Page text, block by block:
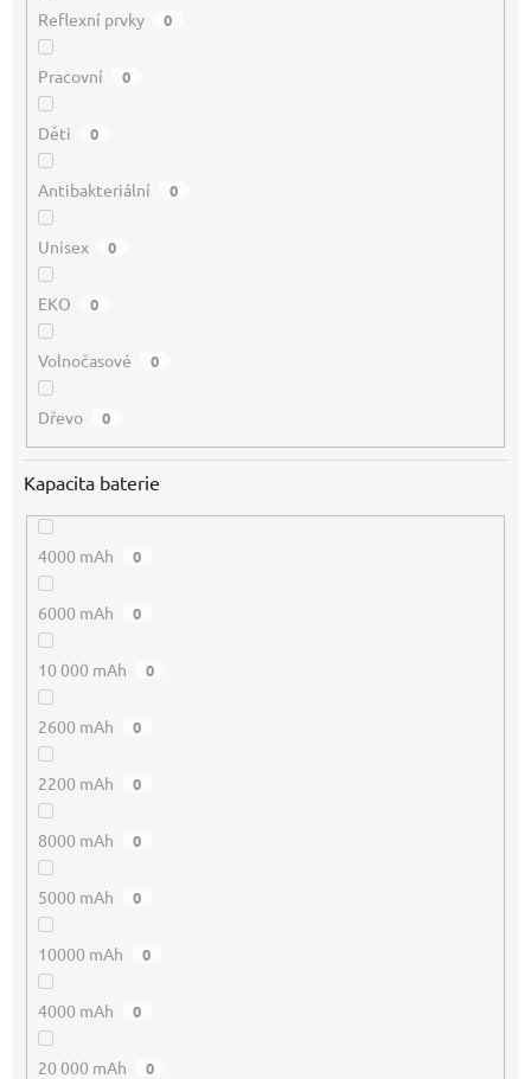
Reflexní prvky 0
Pracovní 0
Děti 0
Antibakteriální 0
Unisex 0
EKO 0
Volnočasové 0
Dřevo 0
Kapacita baterie
4000 mAh 0
6000 mAh 0
10 000 mAh 0
2600 mAh 0
2200 mAh 0
8000 mAh 0
5000 mAh 0
10000 mAh 0
4000 mAh 0
20 000 mAh 0